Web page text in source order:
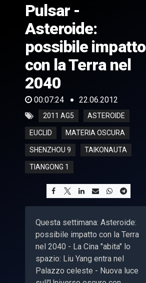
24
seconds
Pulsar -
Asteroide:
possibile impatto
con la Terra nel
2040
00:07:24 22.06.2012
2011 AG5 ASTEROIDE
EUCLID MATERIA OSCURA
SHENZHOU 9 TAIKONAUTA
TIANGONG 1
Questa settimana: Asteroide:
possibile impatto con la Terra
nel 2040 - La Cina "abita" lo
spazio: Liu Yang entra nel
Palazzo celeste - Nuova luce